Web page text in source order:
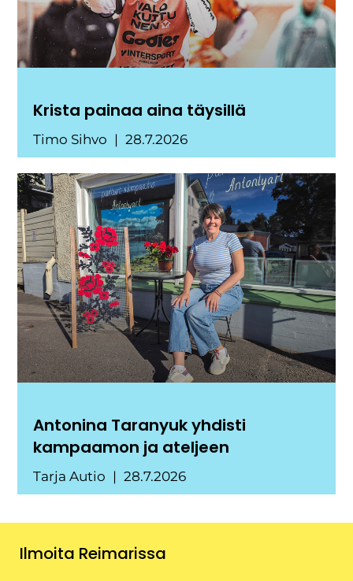
Krista painaa aina täysillä
Timo Sihvo 28.7.2026
Antonina Taranyuk yhdisti
kampaamon ja ateljeen
Tarja Autio 28.7.2026
Ilmoita Reimarissa